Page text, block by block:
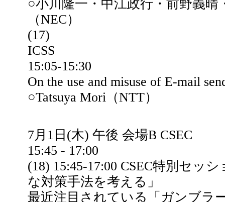
○小川隆一・中江政行・前野義
（NEC）
(17)
ICSS
15:05-15:30
On the use and misuse of E-mail
○Tatsuya Mori（NTT）
7月1日(木) 午後 会場B CSEC
15:45 - 17:00
(18) 15:45-17:00 CSEC特別セッ
な対策手法を考える」
最近注目されている「ガンブラ